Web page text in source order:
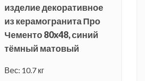
изделие декоративное
из керамогранита Про
Чементо 80x48, синий
тёмный матовый
Вес: 10.7 кг